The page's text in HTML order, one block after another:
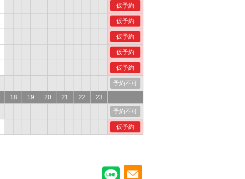
仮予約
仮予約
仮予約
仮予約
仮予約
予約不可
18 19 20 21 22
23
予約不可
仮予約